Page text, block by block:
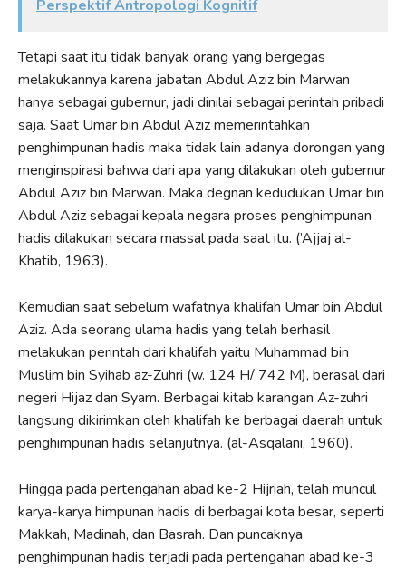
Perspektif Antropologi Kognitif
Tetapi saat itu tidak banyak orang yang bergegas
melakukannya karena jabatan Abdul Aziz bin Marwan
hanya sebagai gubernur, jadi dinilai sebagai perintah pribadi
saja. Saat Umar bin Abdul Aziz memerintahkan
penghimpunan hadis maka tidak lain adanya dorongan yang
menginspirasi bahwa dari apa yang dilakukan oleh gubernur
Abdul Aziz bin Marwan. Maka degnan kedudukan Umar bin
Abdul Aziz sebagai kepala negara proses penghimpunan
hadis dilakukan secara massal pada saat itu. (’Ajjaj al-
Khatib, 1963).
Kemudian saat sebelum wafatnya khalifah Umar bin Abdul
Aziz. Ada seorang ulama hadis yang telah berhasil
melakukan perintah dari khalifah yaitu Muhammad bin
Muslim bin Syihab az-Zuhri (w. 124 H/ 742 M), berasal dari
negeri Hijaz dan Syam. Berbagai kitab karangan Az-zuhri
langsung dikirimkan oleh khalifah ke berbagai daerah untuk
penghimpunan hadis selanjutnya. (al-Asqalani, 1960).
Hingga pada pertengahan abad ke-2 Hijriah, telah muncul
karya-karya himpunan hadis di berbagai kota besar, seperti
Makkah, Madinah, dan Basrah. Dan puncaknya
penghimpunan hadis terjadi pada pertengahan abad ke-3